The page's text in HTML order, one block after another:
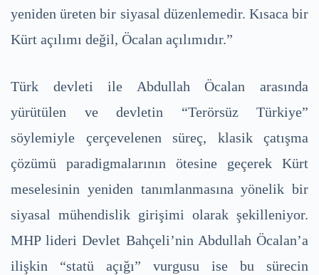
yeniden üreten bir siyasal düzenlemedir. Kısaca bir
Kürt açılımı değil, Öcalan açılımıdır.”
Türk devleti ile Abdullah Öcalan arasında
yürütülen ve devletin “Terörsüz Türkiye”
söylemiyle çerçevelenen süreç, klasik çatışma
çözümü paradigmalarının ötesine geçerek Kürt
meselesinin yeniden tanımlanmasına yönelik bir
siyasal mühendislik girişimi olarak şekilleniyor.
MHP lideri Devlet Bahçeli’nin Abdullah Öcalan’a
ilişkin “statü açığı” vurgusu ise bu sürecin